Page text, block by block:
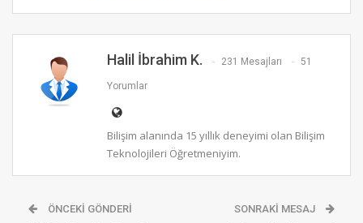
Halil İbrahim K. 231 Mesajları 51
Yorumlar
Bilişim alanında 15 yıllık deneyimi olan Bilişim
Teknolojileri Öğretmeniyim.
ÖNCEKI GÖNDERI SONRAKI MESAJ